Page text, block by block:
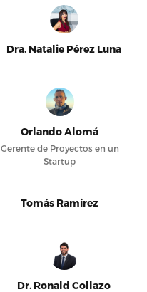
Dra. Natalie Pérez Luna
Orlando Alomá
Gerente de Proyectos en un
Startup
Tomás Ramírez
Dr. Ronald Collazo